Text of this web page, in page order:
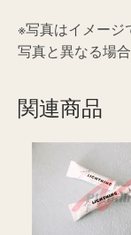
個
※写真はイメージ
写真と異なる場合
関連商品